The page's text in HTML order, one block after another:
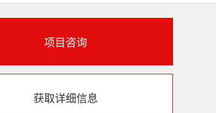
项目咨询
获取详细信息